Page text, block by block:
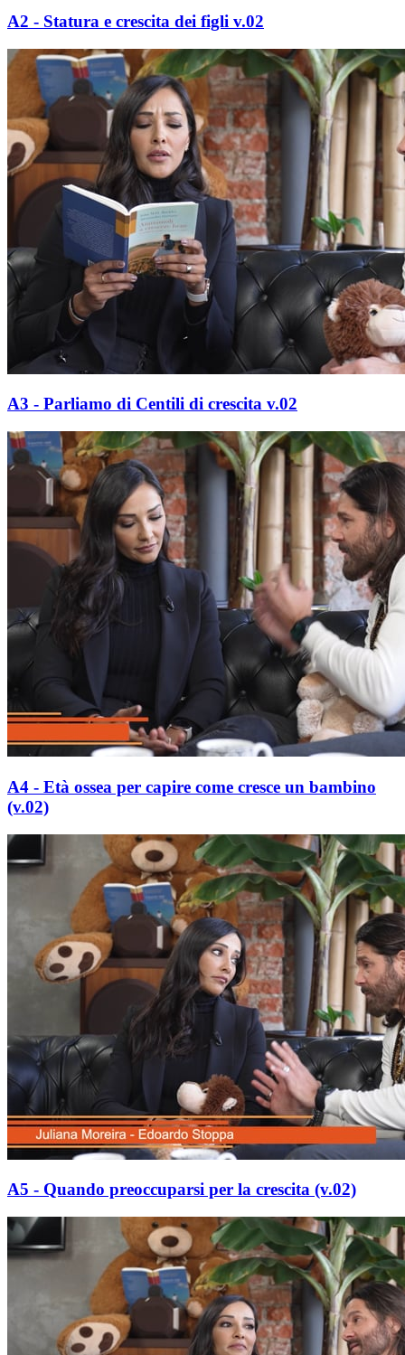
A2 - Statura e crescita dei figli v.02
A3 - Parliamo di Centili di crescita v.02
A4 - Età ossea per capire come cresce un bambino
(v.02)
A5 - Quando preoccuparsi per la crescita (v.02)